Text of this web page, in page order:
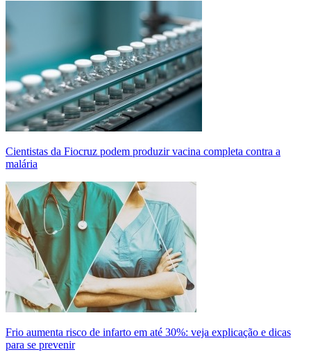
Cientistas da Fiocruz podem produzir vacina completa contra a
malária
Frio aumenta risco de infarto em até 30%: veja explicação e dicas
para se prevenir